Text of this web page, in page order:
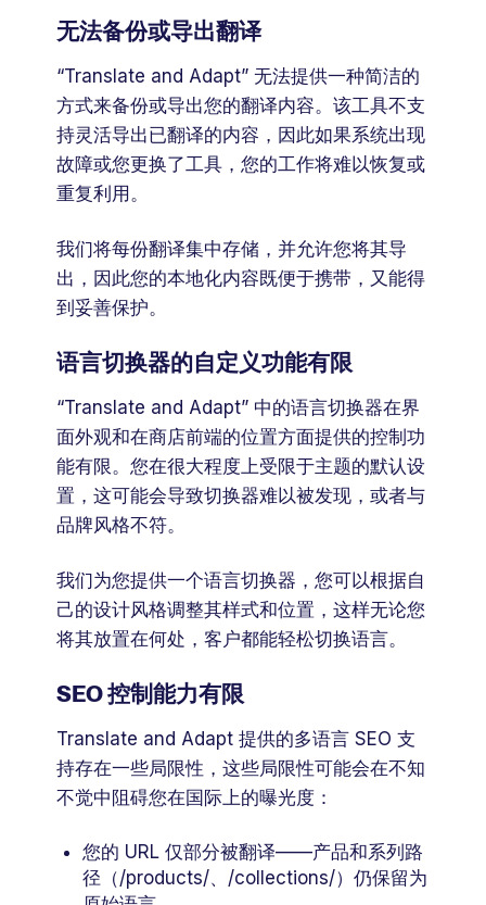
无法备份或导出翻译
“Translate and Adapt” 无法提供一种简洁的
方式来备份或导出您的翻译内容。该工具不支
持灵活导出已翻译的内容，因此如果系统出现
故障或您更换了工具，您的工作将难以恢复或
重复利用。
我们将每份翻译集中存储，并允许您将其导
出，因此您的本地化内容既便于携带，又能得
到妥善保护。
语言切换器的自定义功能有限
“Translate and Adapt” 中的语言切换器在界
面外观和在商店前端的位置方面提供的控制功
能有限。您在很大程度上受限于主题的默认设
置，这可能会导致切换器难以被发现，或者与
品牌风格不符。
我们为您提供一个语言切换器，您可以根据自
己的设计风格调整其样式和位置，这样无论您
将其放置在何处，客户都能轻松切换语言。
SEO 控制能力有限
Translate and Adapt 提供的多语言 SEO 支
持存在一些局限性，这些局限性可能会在不知
不觉中阻碍您在国际上的曝光度：
您的 URL 仅部分被翻译——产品和系列路
径（/products/、/collections/）仍保留为